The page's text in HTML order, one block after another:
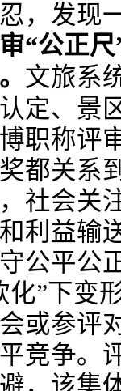
，发现
“公正
文旅系
定、景
职称评
都关系
社会关
利益输
公平公
化”下变
或参评
竞争。